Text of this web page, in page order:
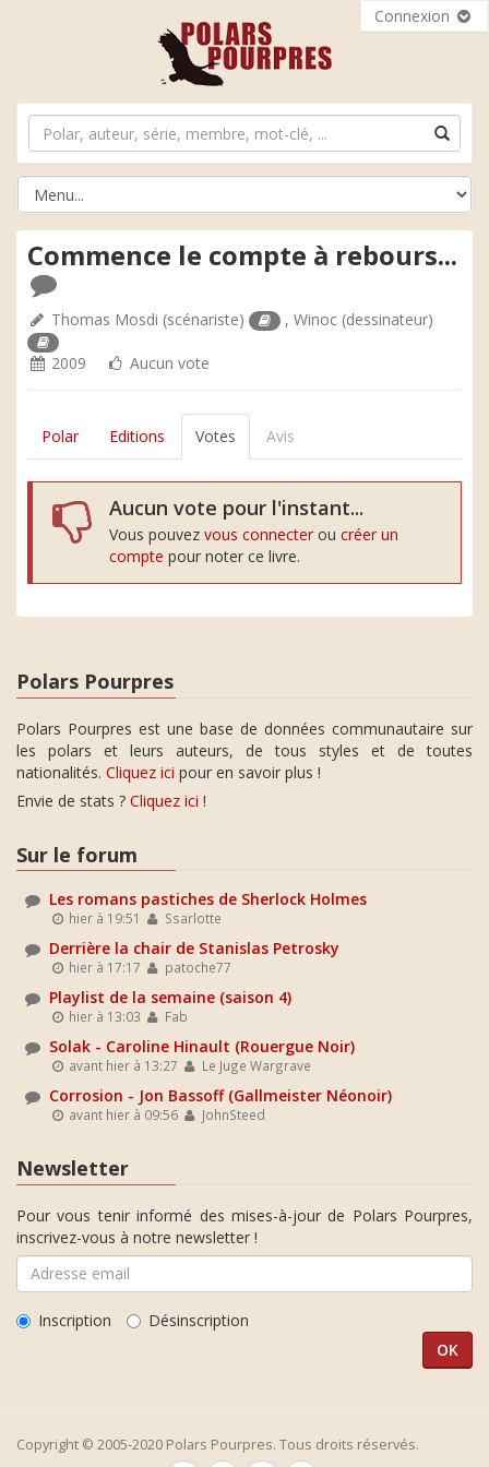
Connexion
Commence le compte à rebours...
Thomas Mosdi (scénariste) ,Winoc (dessinateur)
2009 Aucun vote
Polar Editions Votes Avis
Aucun vote pour l'instant...
Vous pouvez vous connecter ou créer un
compte pour noter ce livre.
Polars Pourpres
Polars Pourpres est une base de données communautaire sur
les polars et leurs auteurs, de tous styles et de toutes
nationalités. Cliquez ici pour en savoir plus !
Envie de stats ? Cliquez ici !
Sur le forum
Les romans pastiches de Sherlock Holmes
hier à 19:51 Ssarlotte
Derrière la chair de Stanislas Petrosky
hier à 17:17 patoche77
Playlist de la semaine (saison 4)
hier à 13:03 Fab
Solak - Caroline Hinault (Rouergue Noir)
avant hier à 13:27 Le Juge Wargrave
Corrosion - Jon Bassoff (Gallmeister Néonoir)
avant hier à 09:56 JohnSteed
Newsletter
Pour vous tenir informé des mises-à-jour de Polars Pourpres,
inscrivez-vous à notre newsletter !
Inscription Désinscription
Copyright © 2005-2020 Polars Pourpres. Tous droits réservés.